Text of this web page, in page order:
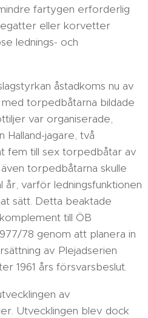
fartygen erforderlig
eller korvetter
lednings- och
åstadkoms nu av
med torpedbåtarna bildade
var organiserade,
jagare, två
fem till sex torpedbåtar av
torpedbåtarna skulle
varför ledningsfunktionen
sätt. Detta beaktade
till ÖB
78 genom att planera in
av Plejadserien
1961 års försvarsbeslut.
av
Utvecklingen blev dock